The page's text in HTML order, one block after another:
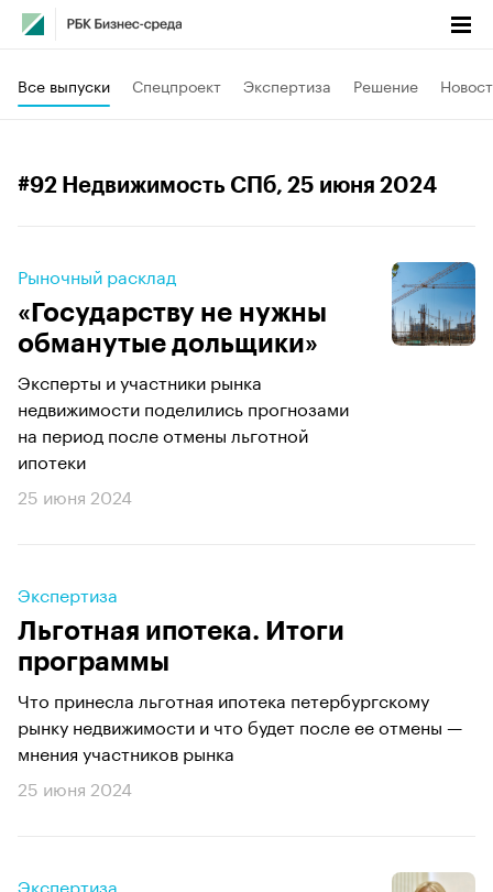
Все выпуски Спецпроект Экспертиза Решение
#92 Недвижимость СПб, 25 июня 2024
Рыночный расклад
«Государству не нужны
обманутые дольщики»
Эксперты и участники рынка
недвижимости поделились прогнозами
на период после отмены льготной
ипотеки
25 июня 2024
Экспертиза
Льготная ипотека. Итоги
программы
Что принесла льготная ипотека петербургскому
рынку недвижимости и что будет после ее отмены —
мнения участников рынка
25 июня 2024
Экспертиза